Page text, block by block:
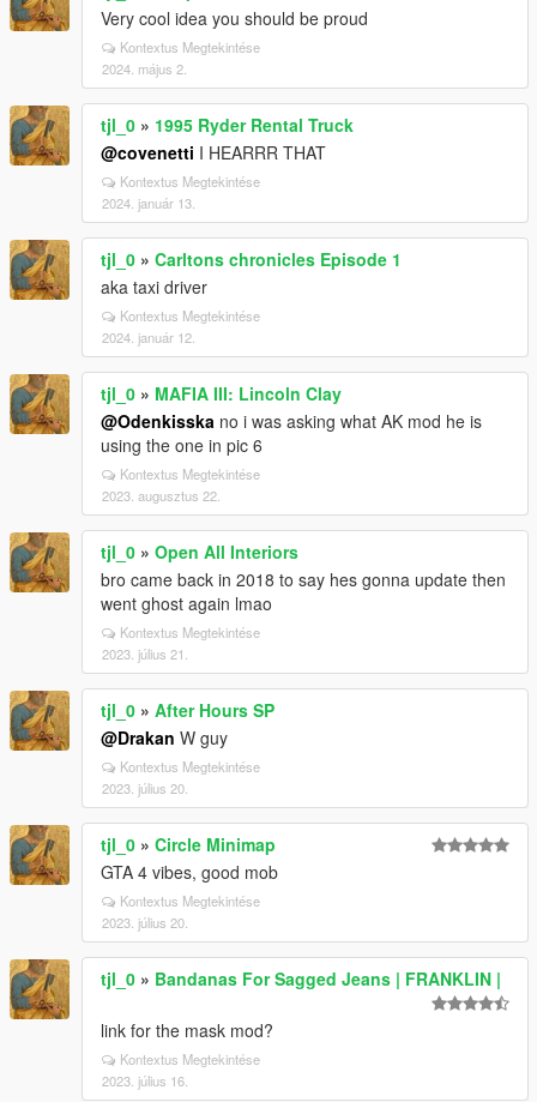
Very cool idea you should be proud
Kontextus Megtekintése
2024. május 2.
tjl_0 » 1995 Ryder Rental Truck
@covenetti I HEARRR THAT
Kontextus Megtekintése
2024. január 13.
tjl_0 » Carltons chronicles Episode 1
aka taxi driver
Kontextus Megtekintése
2024. január 12.
tjl_0 » MAFIA III: Lincoln Clay
@Odenkisska no i was asking what AK mod he is
using the one in pic 6
Kontextus Megtekintése
2023. augusztus 22.
tjl_0 » Open All Interiors
bro came back in 2018 to say hes gonna update then
went ghost again lmao
Kontextus Megtekintése
2023. július 21.
tjl_0 » After Hours SP
@Drakan W guy
Kontextus Megtekintése
2023. július 20.
tjl_0 » Circle Minimap
GTA 4 vibes, good mob
Kontextus Megtekintése
2023. július 20.
tjl_0 » Bandanas For Sagged Jeans | FRANKLIN |
link for the mask mod?
Kontextus Megtekintése
2023. július 16.